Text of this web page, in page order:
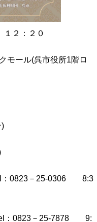
２：２０
ール(呉市役所1階ロ
)
0823－25‐0306 8:3
－25‐7878 9: